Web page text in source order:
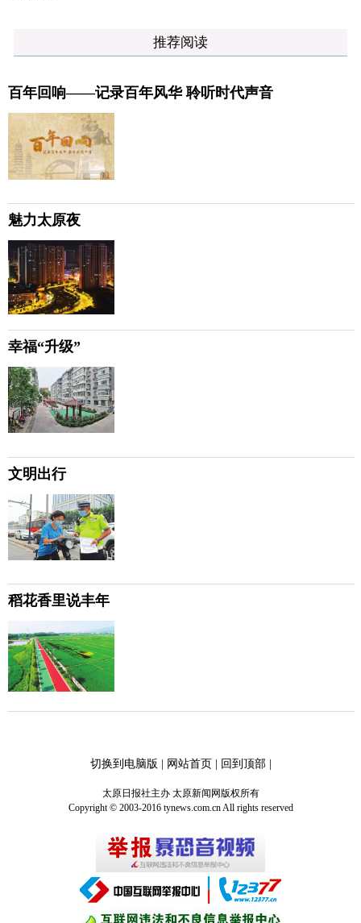
推荐阅读
百年回响——记录百年风华 聆听时代声音
魅力太原夜
幸福“升级”
文明出行
稻花香里说丰年
切换到电脑版 网站首页 回到顶部|
太原日报社主办 太原新闻网版权所有
Copyright © 2003-2016 tynews.com.cn All rights reserved